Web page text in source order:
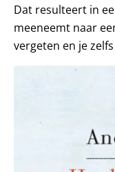
Dat resulteert in
meeneemt naar
vergeten en je